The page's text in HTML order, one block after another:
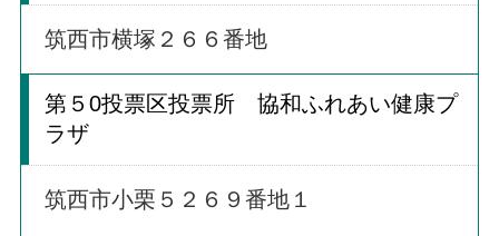
筑西市横塚２６６番地
第５0投票区投票所 協和ふれあい健康プ
ラザ
筑西市小栗５２６９番地１